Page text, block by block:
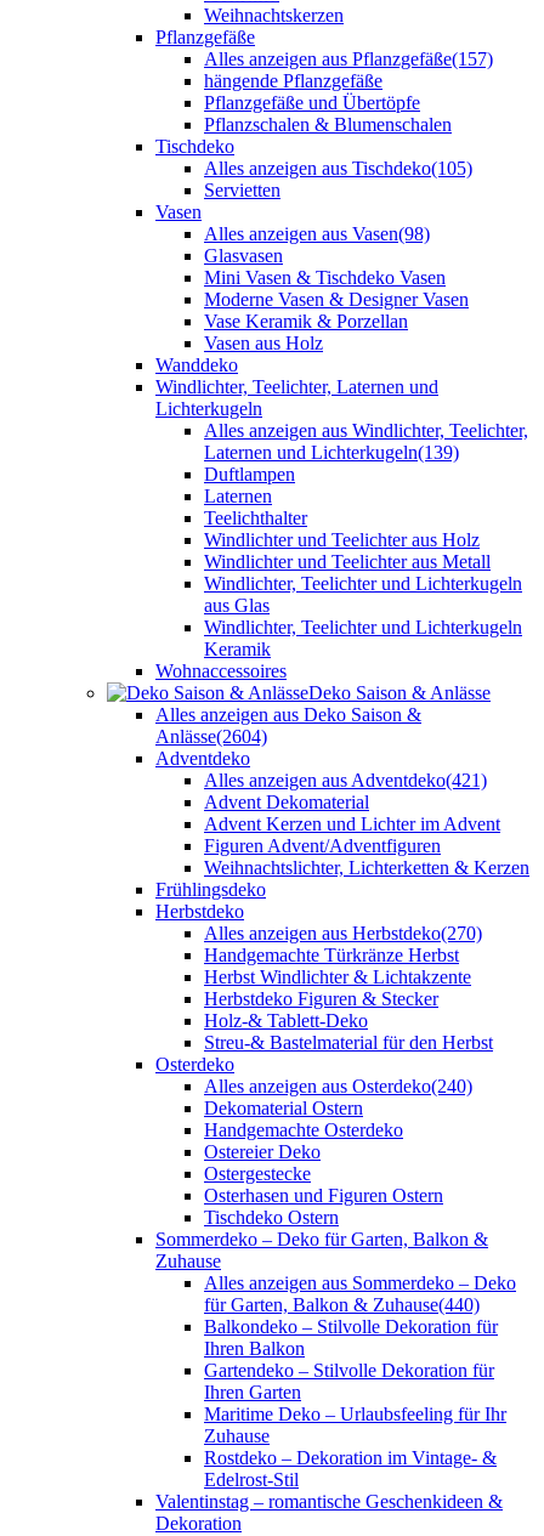
Weihnachtskerzen
Pflanzgefäße
Alles anzeigen aus Pflanzgefäße(157)
hängende Pflanzgefäße
Pflanzgefäße und Übertöpfe
Pflanzschalen & Blumenschalen
Tischdeko
Alles anzeigen aus Tischdeko(105)
Servietten
Vasen
Alles anzeigen aus Vasen(98)
Glasvasen
Mini Vasen & Tischdeko Vasen
Moderne Vasen & Designer Vasen
Vase Keramik & Porzellan
Vasen aus Holz
Wanddeko
Windlichter, Teelichter, Laternen und
Lichterkugeln
Alles anzeigen aus Windlichter, Teelichter,
Laternen und Lichterkugeln(139)
Duftlampen
Laternen
Teelichthalter
Windlichter und Teelichter aus Holz
Windlichter und Teelichter aus Metall
Windlichter, Teelichter und Lichterkugeln
aus Glas
Windlichter, Teelichter und Lichterkugeln
Keramik
Wohnaccessoires
Deko Saison & Anlässe
Alles anzeigen aus Deko Saison &
Anlässe(2604)
Adventdeko
Alles anzeigen aus Adventdeko(421)
Advent Dekomaterial
Advent Kerzen und Lichter im Advent
Figuren Advent/Adventfiguren
Weihnachtslichter, Lichterketten & Kerzen
Frühlingsdeko
Herbstdeko
Alles anzeigen aus Herbstdeko(270)
Handgemachte Türkränze Herbst
Herbst Windlichter & Lichtakzente
Herbstdeko Figuren & Stecker
Holz-& Tablett-Deko
Streu-& Bastelmaterial für den Herbst
Osterdeko
Alles anzeigen aus Osterdeko(240)
Dekomaterial Ostern
Handgemachte Osterdeko
Ostereier Deko
Ostergestecke
Osterhasen und Figuren Ostern
Tischdeko Ostern
Sommerdeko – Deko für Garten, Balkon &
Zuhause
Alles anzeigen aus Sommerdeko – Deko
für Garten, Balkon & Zuhause(440)
Balkondeko – Stilvolle Dekoration für
Ihren Balkon
Gartendeko – Stilvolle Dekoration für
Ihren Garten
Maritime Deko – Urlaubsfeeling für Ihr
Zuhause
Rostdeko – Dekoration im Vintage- &
Edelrost-Stil
Valentinstag – romantische Geschenkideen &
Dekoration